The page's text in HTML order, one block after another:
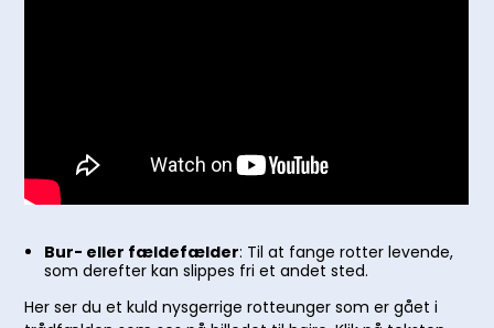
Bur- eller fældefælder: Til at fange rotter levende,
som derefter kan slippes fri et andet sted.
Her ser du et kuld nysgerrige rotteunger som er gået i